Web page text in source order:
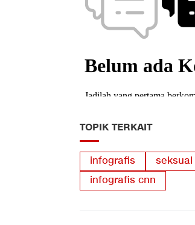
TOPIK TERKAIT
infografis seksual
infografis cnn